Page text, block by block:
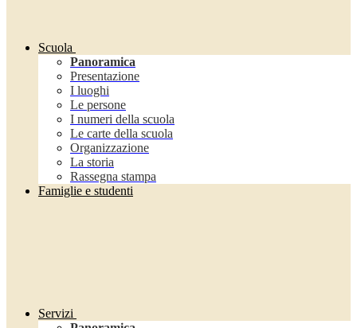
Scuola
Panoramica
Presentazione
I luoghi
Le persone
I numeri della scuola
Le carte della scuola
Organizzazione
La storia
Rassegna stampa
Famiglie e studenti
Servizi